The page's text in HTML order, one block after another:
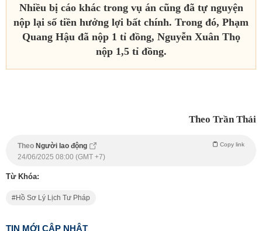
Nhiều bị cáo khác trong vụ án cũng đã tự nguyện
nộp lại số tiền hưởng lợi bất chính. Trong đó, Phạm
Quang Hậu đã nộp 1 tỉ đồng, Nguyễn Xuân Thọ
nộp 1,5 tỉ đồng.
Theo Trần Thái
Theo Người lao động Copy link
24/06/2025 08:00 (GMT +7)
Từ Khóa:
Hồ Sơ Lý Lịch Tư Pháp
TIN MỚI CẬP NHẬT